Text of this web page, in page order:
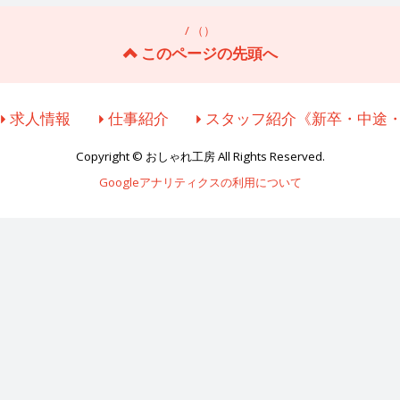
/ （）
このページの先頭へ
求人情報 仕事紹介 スタッフ紹介《新卒・中途
Copyright © おしゃれ工房 All Rights Reserved.
Googleアナリティクスの利用について